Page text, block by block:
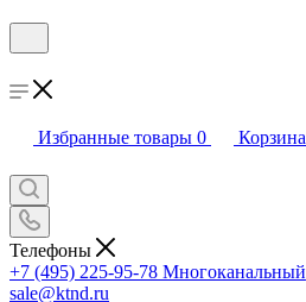
Избранные товары 0 Корзина
Телефоны
+7 (495) 225-95-78 Многоканальный
sale@ktnd.ru